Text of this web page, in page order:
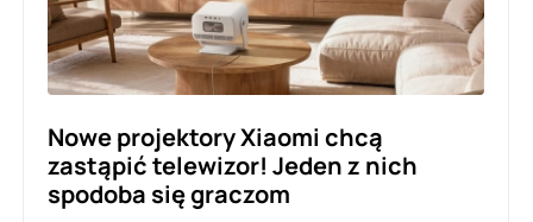
Nowe projektory Xiaomi chcą
zastąpić telewizor! Jeden z nich
spodoba się graczom